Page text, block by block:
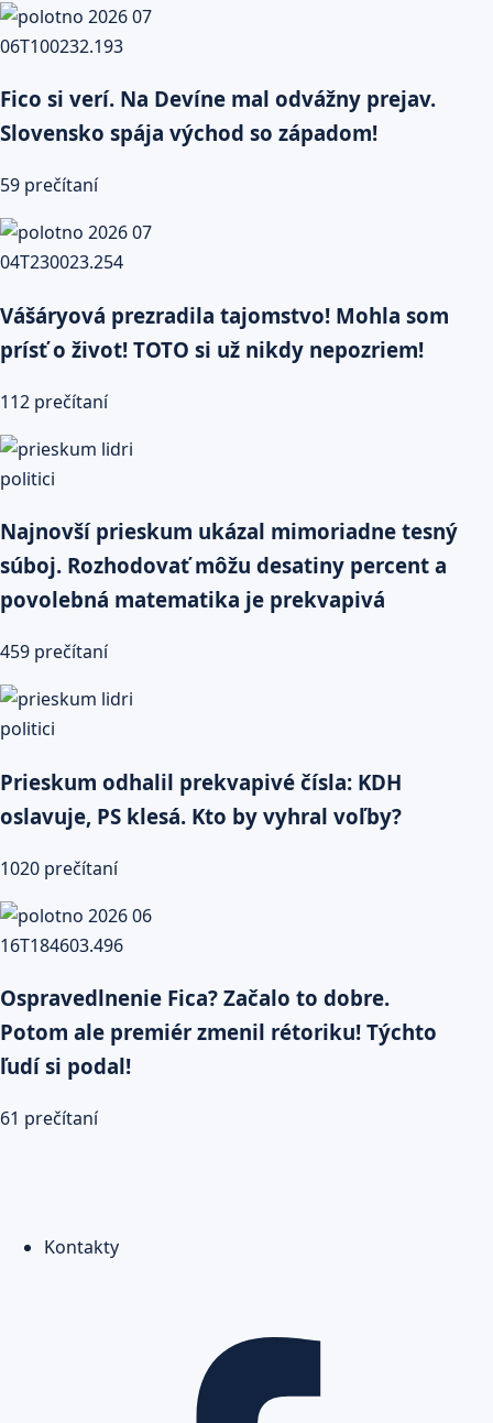
Fico si verí. Na Devíne mal odvážny prejav.
Slovensko spája východ so západom!
59 prečítaní
Vášáryová prezradila tajomstvo! Mohla som
prísť o život! TOTO si už nikdy nepozriem!
112 prečítaní
Najnovší prieskum ukázal mimoriadne tesný
súboj. Rozhodovať môžu desatiny percent a
povolebná matematika je prekvapivá
459 prečítaní
Prieskum odhalil prekvapivé čísla: KDH
oslavuje, PS klesá. Kto by vyhral voľby?
1020 prečítaní
Ospravedlnenie Fica? Začalo to dobre.
Potom ale premiér zmenil rétoriku! Týchto
ľudí si podal!
61 prečítaní
Kontakty